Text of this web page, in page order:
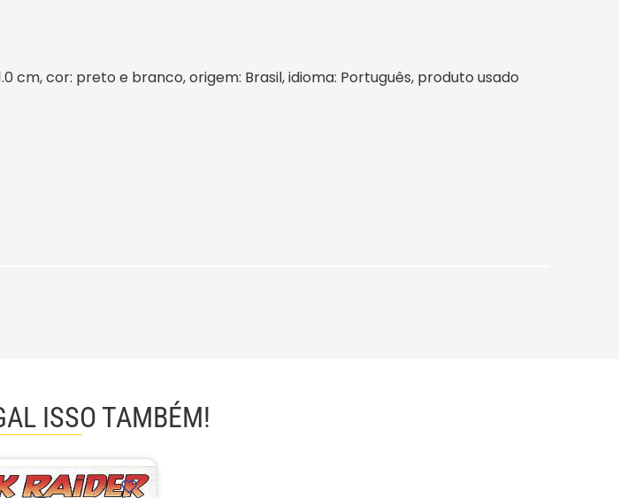
cm, cor: preto e branco, origem: Brasil, idioma: Português, produto usado
ISSO TAMBÉM!